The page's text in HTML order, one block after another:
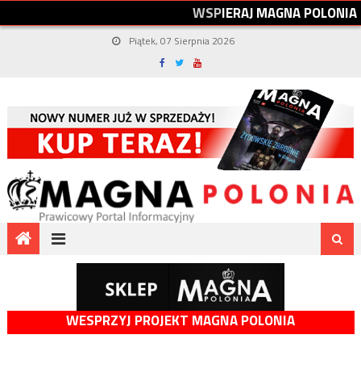
WSPIERAJMAGNAPOLONIA
Piątek, 07 Sierpnia 2026
WESPRZYJ PROJEKT MAGNA POLONIA